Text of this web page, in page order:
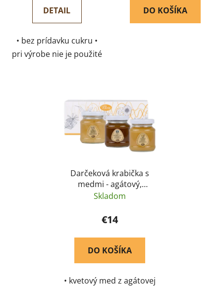
DETAIL
• bez prídavku cukru •
pri výrobe nie je použité
farbivá ani príchute
DO KOŠÍKA
Darčeková krabička s
medmi - agátový,
lipový a lesný med 3 x
Skladom
€14
DO KOŠÍKA
• kvetový med z agátovej